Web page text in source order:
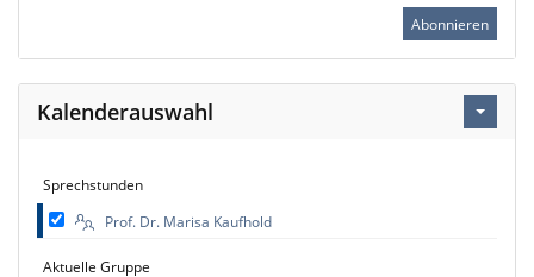
Abonnieren
Kalenderauswahl
Sprechstunden
Prof. Dr. Marisa Kaufhold
Aktuelle Gruppe